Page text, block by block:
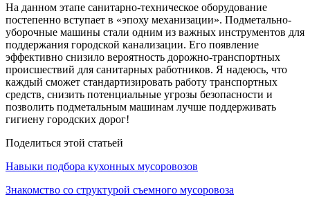
На данном этапе санитарно-техническое оборудование
постепенно вступает в «эпоху механизации». Подметально-
уборочные машины стали одним из важных инструментов для
поддержания городской канализации. Его появление
эффективно снизило вероятность дорожно-транспортных
происшествий для санитарных работников. Я надеюсь, что
каждый сможет стандартизировать работу транспортных
средств, снизить потенциальные угрозы безопасности и
позволить подметальным машинам лучше поддерживать
гигиену городских дорог!
Поделиться этой статьей
Навыки подбора кухонных мусоровозов
Знакомство со структурой съемного мусоровоза